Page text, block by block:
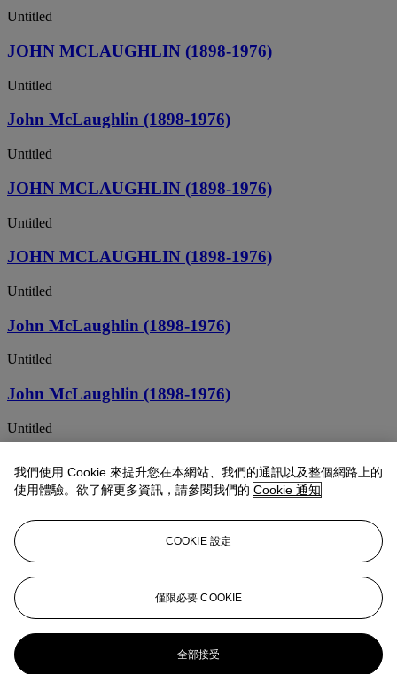
Untitled
JOHN MCLAUGHLIN (1898-1976)
Untitled
John McLaughlin (1898-1976)
Untitled
JOHN MCLAUGHLIN (1898-1976)
Untitled
JOHN MCLAUGHLIN (1898-1976)
Untitled
John McLaughlin (1898-1976)
Untitled
John McLaughlin (1898-1976)
Untitled
JOHN MCLAUGHLIN (1898-1976)
Untitled
JOHN MCLAUGHLIN (1898-1976)
Cubist Still Life
JOHN MCLAUGHLIN (1898-1976)
Untitled
JOHN MCLAUGHLIN (1898-1976)
我們使用 Cookie 來提升您在本網站、我們的通訊以及整個網路上的
使用體驗。欲了解更多資訊，請參閱我們的 Cookie 通知
COOKIE 設定
僅限必要 COOKIE
全部接受